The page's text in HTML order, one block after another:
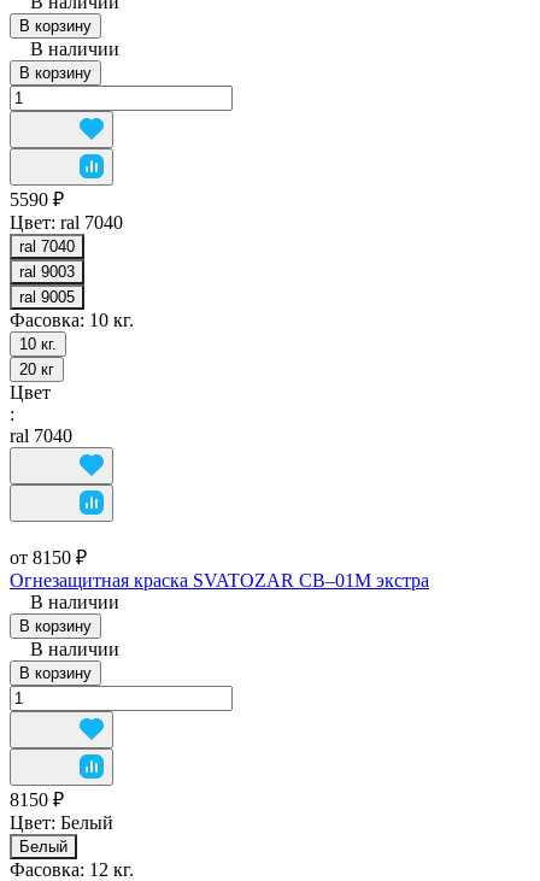
В корзину
В наличии
В корзину
5590 ₽
Цвет: ral 7040
ral 7040
ral 9003
ral 9005
Фасовка: 10 кг.
10 кг.
20 кг
Цвет
:
ral 7040
от 8150 ₽
Огнезащитная краска SVATOZAR СВ–01М экстра
В наличии
В корзину
В наличии
В корзину
8150 ₽
Цвет: Белый
Белый
Фасовка: 12 кг.